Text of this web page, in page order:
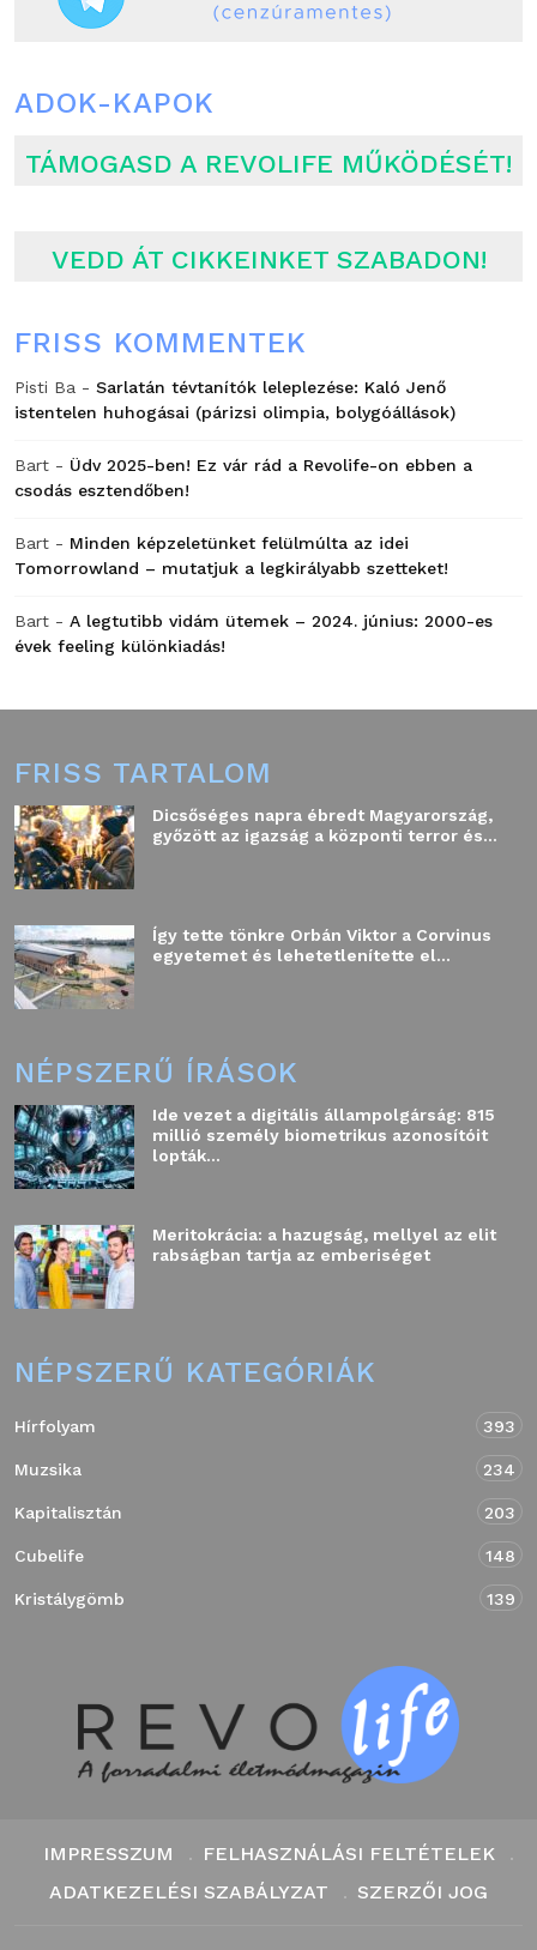
ADOK-KAPOK
TÁMOGASD A REVOLIFE MŰKÖDÉSÉT!
VEDD ÁT CIKKEINKET SZABADON!
FRISS KOMMENTEK
Pisti Ba - Sarlatán tévtanítók leleplezése: Kaló Jenő
istentelen huhogásai (párizsi olimpia, bolygóállások)
Bart - Üdv 2025-ben! Ez vár rád a Revolife-on ebben a
csodás esztendőben!
Bart - Minden képzeletünket felülmúlta az idei
Tomorrowland – mutatjuk a legkirályabb szetteket!
Bart - A legtutibb vidám ütemek – 2024. június: 2000-es
évek feeling különkiadás!
FRISS TARTALOM
Dicsőséges napra ébredt Magyarország,
győzött az igazság a központi terror és...
Így tette tönkre Orbán Viktor a Corvinus
egyetemet és lehetetlenítette el...
NÉPSZERŰ ÍRÁSOK
Ide vezet a digitális állampolgárság: 815
millió személy biometrikus azonosítóit
lopták...
Meritokrácia: a hazugság, mellyel az elit
rabságban tartja az emberiséget
NÉPSZERŰ KATEGÓRIÁK
Hírfolyam 393
Muzsika 234
Kapitalisztán 203
Cubelife 148
Kristálygömb 139
IMPRESSZUM
FELHASZNÁLÁSI FELTÉTELEK
ADATKEZELÉSI SZABÁLYZAT
SZERZŐI JOG